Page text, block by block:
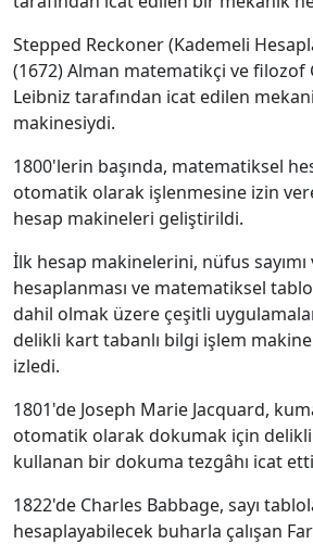
Stepped Reckoner (Kademeli
(1672) Alman matematikçi ve
Leibniz tarafından icat edilen
makinesiydi.
1800'lerin başında, matematiksel
otomatik olarak işlenmesine izin
hesap makineleri geliştirildi.
İlk hesap makinelerini, nüfus
hesaplanması ve matematiksel
dahil olmak üzere çeşitli
delikli kart tabanlı bilgi işlem
izledi.
1801'de Joseph Marie Jacquard,
otomatik olarak dokumak için
kullanan bir dokuma tezgâhı icat
1822'de Charles Babbage, sayı
hesaplayabilecek buharla çalışan